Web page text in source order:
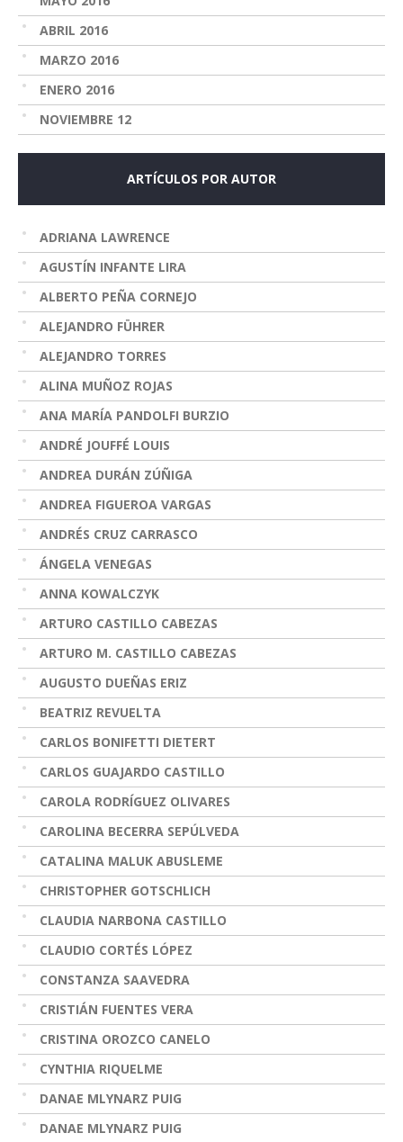
ABRIL 2016
MARZO 2016
ENERO 2016
NOVIEMBRE 12
ARTÍCULOS POR AUTOR
ADRIANA LAWRENCE
AGUSTÍN INFANTE LIRA
ALBERTO PEÑA CORNEJO
ALEJANDRO FÜHRER
ALEJANDRO TORRES
ALINA MUÑOZ ROJAS
ANA MARÍA PANDOLFI BURZIO
ANDRÉ JOUFFÉ LOUIS
ANDREA DURÁN ZÚÑIGA
ANDREA FIGUEROA VARGAS
ANDRÉS CRUZ CARRASCO
ÁNGELA VENEGAS
ANNA KOWALCZYK
ARTURO CASTILLO CABEZAS
ARTURO M. CASTILLO CABEZAS
AUGUSTO DUEÑAS ERIZ
BEATRIZ REVUELTA
CARLOS BONIFETTI DIETERT
CARLOS GUAJARDO CASTILLO
CAROLA RODRÍGUEZ OLIVARES
CAROLINA BECERRA SEPÚLVEDA
CATALINA MALUK ABUSLEME
CHRISTOPHER GOTSCHLICH
CLAUDIA NARBONA CASTILLO
CLAUDIO CORTÉS LÓPEZ
CONSTANZA SAAVEDRA
CRISTIÁN FUENTES VERA
CRISTINA OROZCO CANELO
CYNTHIA RIQUELME
DANAE MLYNARZ PUIG
DANAE MLYNARZ PUIG